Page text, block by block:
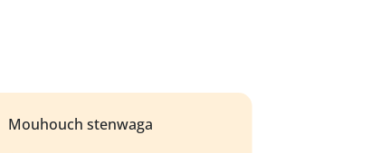
alexandra FILIA